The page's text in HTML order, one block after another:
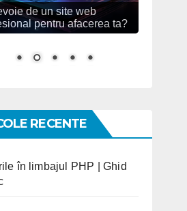
de un site web
pentru afacerea ta?
RECENTE
în limbajul PHP | Ghid